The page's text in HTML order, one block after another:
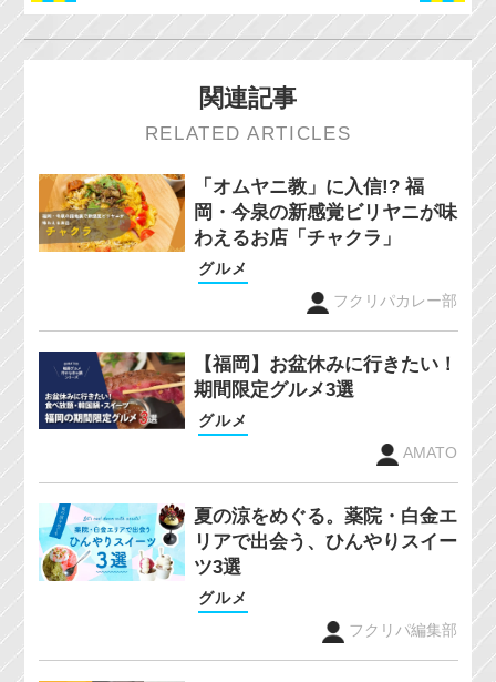
関連記事
RELATED ARTICLES
「オムヤニ教」に入信!? 福
岡・今泉の新感覚ビリヤニが味
わえるお店「チャクラ」
グルメ
フクリパカレー部
【福岡】お盆休みに行きたい！
期間限定グルメ3選
グルメ
AMATO
夏の涼をめぐる。薬院・白金エ
リアで出会う、ひんやりスイー
ツ3選
グルメ
フクリパ編集部